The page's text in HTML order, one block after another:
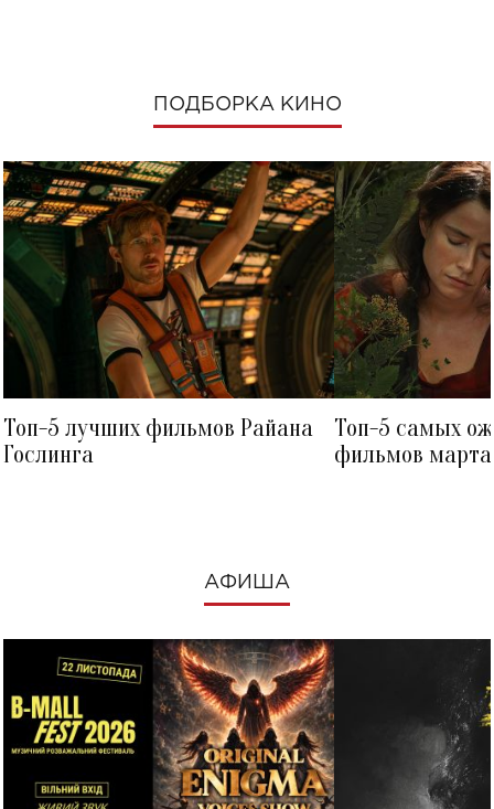
ПОДБОРКА КИНО
Топ-5 лучших фильмов Райана
Гослинга
Топ-5 самых
фильмов
АФИША